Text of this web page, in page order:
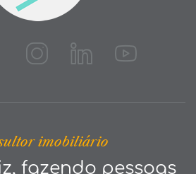
imobiliário
fazendo pessoas